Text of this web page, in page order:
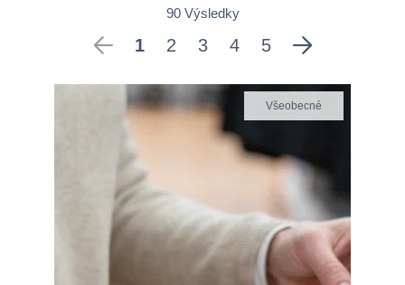
90 Výsledky
1 2 3 4 5
Všeobecné